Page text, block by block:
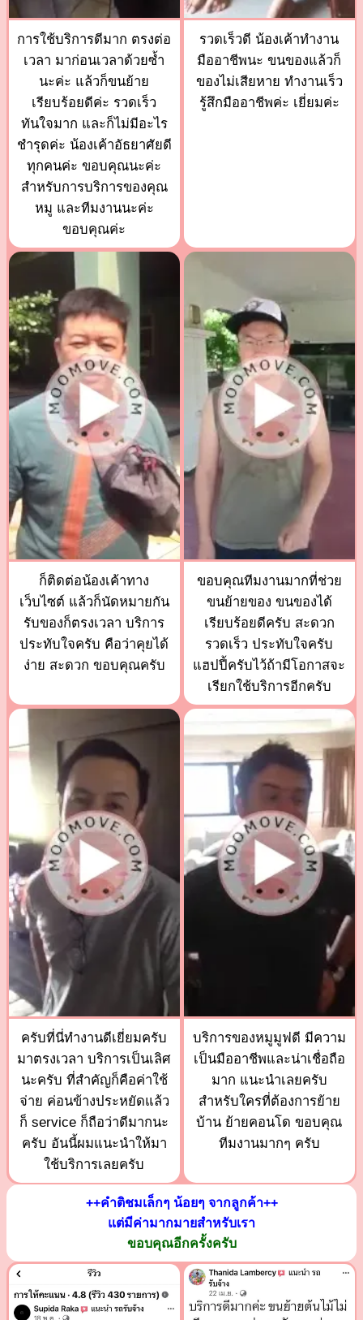
การใช้บริการดีมาก ตรงต่อ
เวลา มาก่อนเวลาด้วยซ้ำ
นะค่ะ แล้วก็ขนย้าย
เรียบร้อยดีค่ะ รวดเร็ว
ทันใจมาก และก็ไม่มีอะไร
ชำรุดค่ะ น้องเค้าอัธยาศัยดี
ทุกคนค่ะ ขอบคุณนะค่ะ
สำหรับการบริการของคุณ
หมู และทีมงานนะค่ะ
ขอบคุณค่ะ
รวดเร็วดี น้องเค้าทำงาน
มืออาชีพนะ ขนของแล้วก็
ของไม่เสียหาย ทำงานเร็ว
รู้สึกมืออาชีพค่ะ เยี่ยมค่ะ
ก็ติดต่อน้องเค้าทาง
เว็บไซต์ แล้วก็นัดหมายกัน
รับของก็ตรงเวลา บริการ
ประทับใจครับ คือว่าคุยได้
ง่าย สะดวก ขอบคุณครับ
ขอบคุณทีมงานมากที่ช่วย
ขนย้ายของ ขนของได้
เรียบร้อยดีครับ สะดวก
รวดเร็ว ประทับใจครับ
แฮปปี้ครับไว้ถ้ามีโอกาสจะ
เรียกใช้บริการอีกครับ
ครับที่นี่ทำงานดีเยี่ยมครับ
มาตรงเวลา บริการเป็นเลิศ
นะครับ ที่สำคัญก็คือค่าใช้
จ่าย ค่อนข้างประหยัดแล้ว
ก็ service ก็ถือว่าดีมากนะ
ครับ อันนี้ผมแนะนำให้มา
ใช้บริการเลยครับ
บริการของหมูมูฟดี มีความ
เป็นมืออาชีพและน่าเชื่อถือ
มาก แนะนำเลยครับ
สำหรับใครที่ต้องการย้าย
บ้าน ย้ายคอนโด ขอบคุณ
ทีมงานมากๆ ครับ
++คำติชมเล็กๆ น้อยๆ จากลูกค้า++
แต่มีค่ามากมายสำหรับเรา
ขอบคุณอีกครั้งครับ